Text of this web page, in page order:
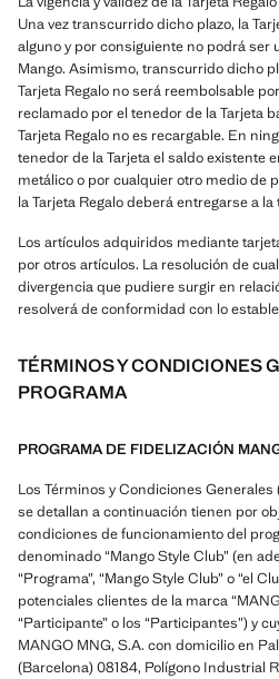
Una vez transcurrido dicho plazo, la
alguno y por consiguiente no podrá ser
Mango. Asimismo, transcurrido dicho
Tarjeta Regalo no será reembolsable
reclamado por el tenedor de la Tarjeta
Tarjeta Regalo no es recargable. En
tenedor de la Tarjeta el saldo existente
metálico o por cualquier otro medio de
la Tarjeta Regalo deberá entregarse a la
Los artículos adquiridos mediante
por otros artículos. La resolución de
divergencia que pudiere surgir en
resolverá de conformidad con lo
TÉRMINOS Y CONDICIONES
PROGRAMA
PROGRAMA DE FIDELIZACIÓN
Los Términos y Condiciones Generales
se detallan a continuación tienen por
condiciones de funcionamiento del
denominado “Mango Style Club” (en
“Programa”, “Mango Style Club” o “el
potenciales clientes de la marca
“Participante” o los “Participantes”) y
MANGO MNG, S.A. con domicilio en
(Barcelona) 08184, Polígono Industrial